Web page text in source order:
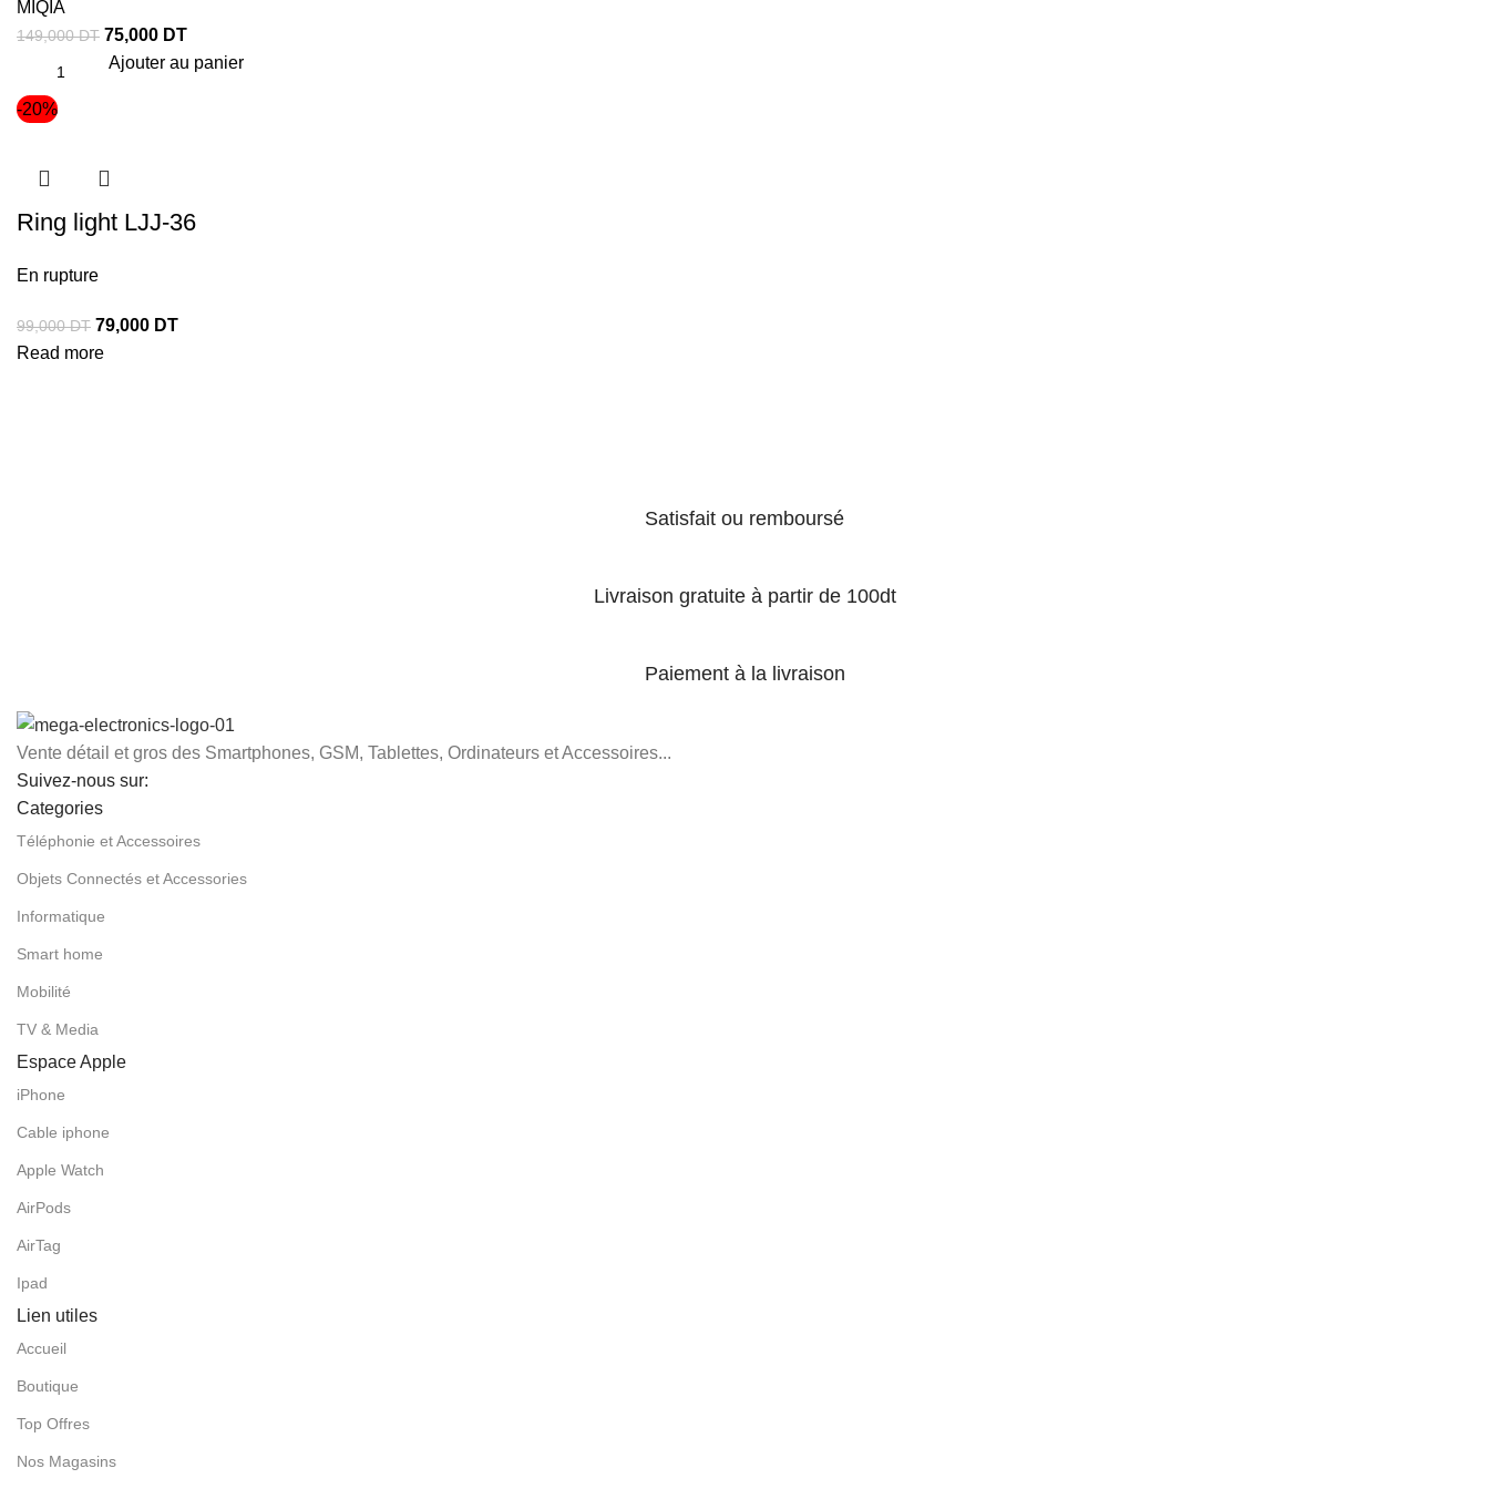
MIQIA
149,000DT 75,000 DT
Ajouter au panier
-20%
Ring light LJJ-36
En rupture
99,000DT 79,000 DT
Read more
Satisfait ou remboursé
Livraison gratuite à partir de 100dt
Paiement à la livraison
Vente détail et gros des Smartphones, GSM, Tablettes, Ordinateurs et Accessoires...
Suivez-nous sur:
Categories
Téléphonie et Accessoires
Objets Connectés et Accessories
Informatique
Smart home
Mobilité
TV & Media
Espace Apple
iPhone
Cable iphone
Apple Watch
AirPods
AirTag
Ipad
Lien utiles
Accueil
Boutique
Top Offres
Nos Magasins